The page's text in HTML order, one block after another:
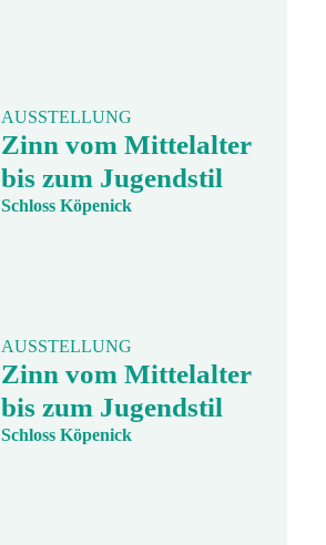
AUSSTELLUNG
Zinn vom Mittelalter
bis zum Jugendstil
Schloss Köpenick
AUSSTELLUNG
Zinn vom Mittelalter
bis zum Jugendstil
Schloss Köpenick